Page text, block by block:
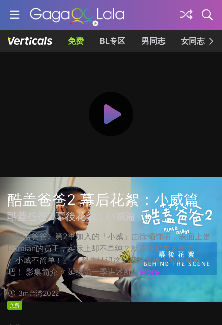
免费 BL专区 男同志 女同志
酷盖爸爸2 幕后花絮：小威篇
酷蓋爸爸2 幕後花絮：小威篇
《酷盖爸爸》第2季加入的「小威」由徐韬饰演，表面上是
Damian的员工，实际上却不单纯？就连徐韬本人都说：
「小威不简单！」 一起来认识这个可爱又迷人的新角色
吧！ 影集简介： 延续第一季讲述凯... More
3m台湾2022
免费